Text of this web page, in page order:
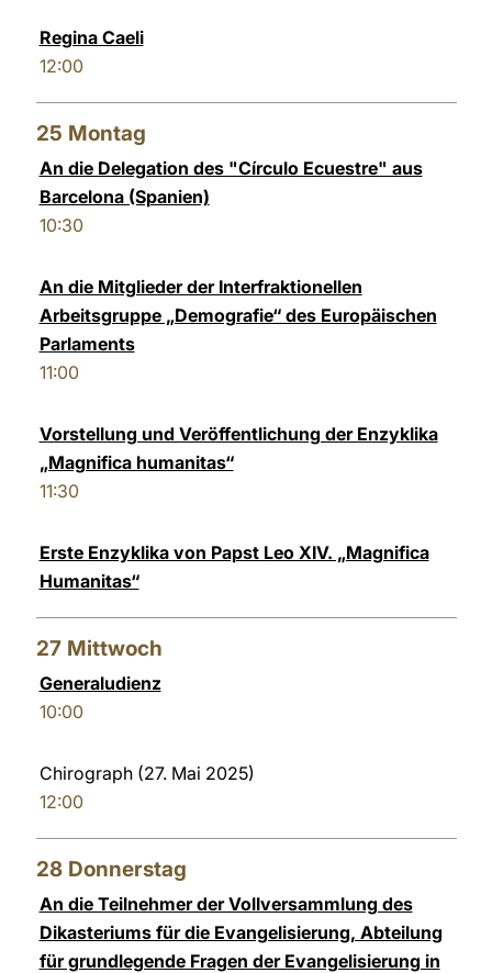
Regina Caeli
12:00
25 Montag
An die Delegation des "Círculo Ecuestre" aus
Barcelona (Spanien)
10:30
An die Mitglieder der Interfraktionellen
Arbeitsgruppe „Demografie“ des Europäischen
Parlaments
11:00
Vorstellung und Veröffentlichung der Enzyklika
„Magnifica humanitas“
11:30
Erste Enzyklika von Papst Leo XIV. „Magnifica
Humanitas“
27 Mittwoch
Generaludienz
10:00
Chirograph (27. Mai 2025)
12:00
28 Donnerstag
An die Teilnehmer der Vollversammlung des
Dikasteriums für die Evangelisierung, Abteilung
für grundlegende Fragen der Evangelisierung in